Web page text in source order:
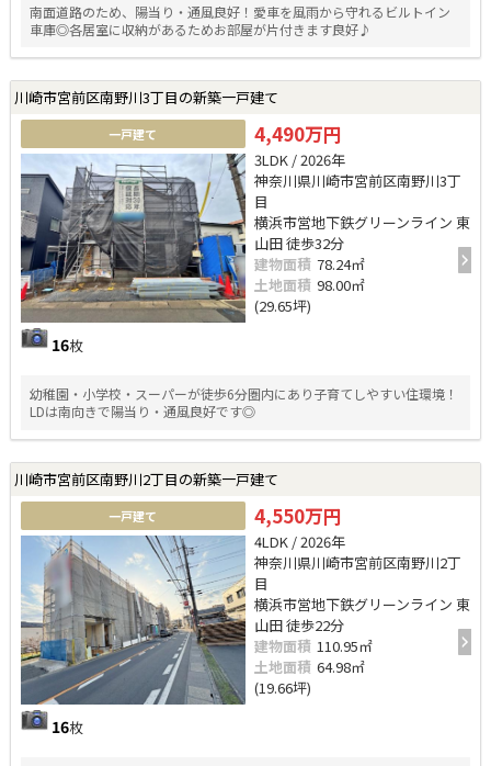
南面道路のため、陽当り・通風良好！愛車を風雨から守れるビルトイン
車庫◎各居室に収納があるためお部屋が片付きます良好♪
川崎市宮前区南野川3丁目の新築一戸建て
一戸建て
16枚
4,490万円
3LDK / 2026年
神奈川県川崎市宮前区南野川3丁
目
横浜市営地下鉄グリーンライン 東
山田 徒歩32分
建物面積 78.24㎡
土地面積 98.00㎡
(29.65坪)
幼稚園・小学校・スーパーが徒歩6分圏内にあり子育てしやすい住環境！
LDは南向きで陽当り・通風良好です◎
川崎市宮前区南野川2丁目の新築一戸建て
一戸建て
16枚
4,550万円
4LDK / 2026年
神奈川県川崎市宮前区南野川2丁
目
横浜市営地下鉄グリーンライン 東
山田 徒歩22分
建物面積 110.95㎡
土地面積 64.98㎡
(19.66坪)